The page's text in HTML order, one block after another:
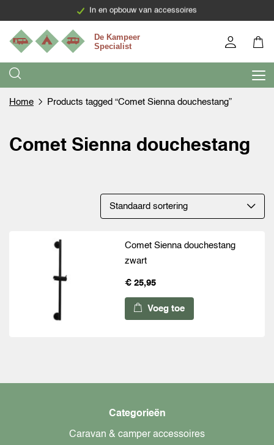
In en opbouw van accessoires
Home Products tagged “Comet Sienna douchestang”
Comet Sienna douchestang
Comet Sienna douchestang
zwart
€ 25,95
Voeg toe
Categorieën
Caravan & camper accessoires